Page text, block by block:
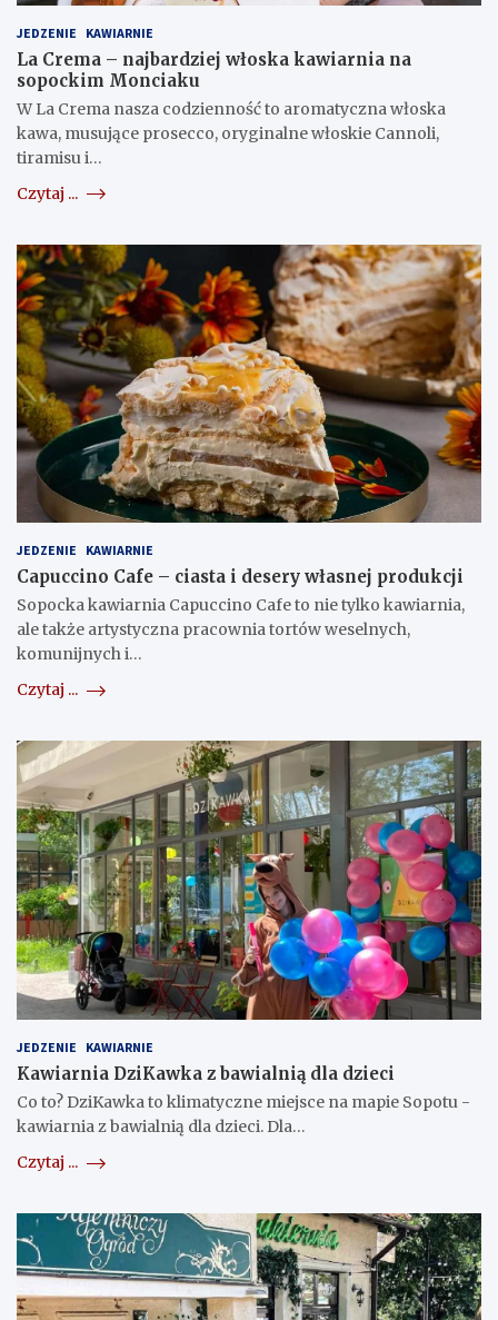
JEDZENIE KAWIARNIE
La Crema – najbardziej włoska kawiarnia na
sopockim Monciaku
W La Crema nasza codzienność to aromatyczna włoska
kawa, musujące prosecco, oryginalne włoskie Cannoli,
tiramisu i…
Czytaj ...
JEDZENIE KAWIARNIE
Capuccino Cafe – ciasta i desery własnej produkcji
Sopocka kawiarnia Capuccino Cafe to nie tylko kawiarnia,
ale także artystyczna pracownia tortów weselnych,
komunijnych i…
Czytaj ...
JEDZENIE KAWIARNIE
Kawiarnia DziKawka z bawialnią dla dzieci
Co to? DziKawka to klimatyczne miejsce na mapie Sopotu -
kawiarnia z bawialnią dla dzieci. Dla…
Czytaj ...